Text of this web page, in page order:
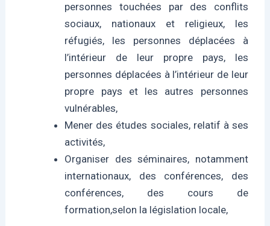
personnes touchées par des conflits
sociaux, nationaux et religieux, les
réfugiés, les personnes déplacées à
l’intérieur de leur propre pays, les
personnes déplacées à l’intérieur de leur
propre pays et les autres personnes
vulnérables,
Mener des études sociales, relatif à ses
activités,
Organiser des séminaires, notamment
internationaux, des conférences, des
conférences, des cours de
formation,selon la législation locale,